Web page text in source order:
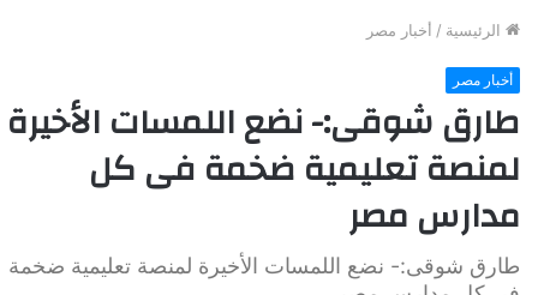
الرئيسية / أخبار مصر
أخبار مصر
طارق شوقى:- نضع اللمسات الأخيرة
لمنصة تعليمية ضخمة فى كل
مدارس مصر
طارق شوقى:- نضع اللمسات الأخيرة لمنصة تعليمية ضخمة